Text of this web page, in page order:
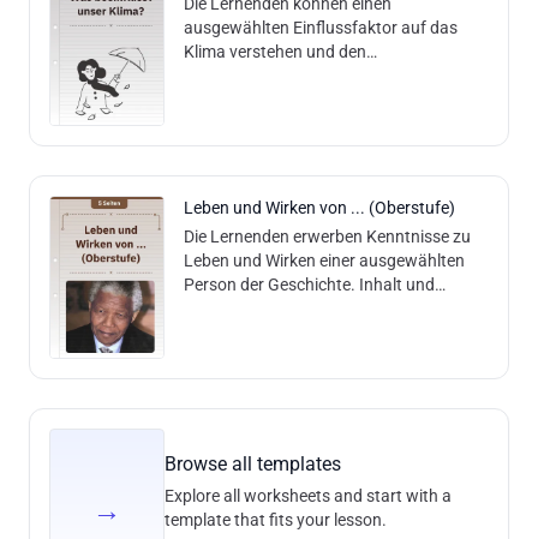
ausgewählten Einflussfaktor auf das
Klima verstehen und den
Leben und Wirken von ... (Oberstufe)
Die Lernenden erwerben Kenntnisse zu
Leben und Wirken einer ausgewählten
Person der Geschichte. Inhalt und
→
Browse all templates
Explore all worksheets and start with a
template that fits your lesson.